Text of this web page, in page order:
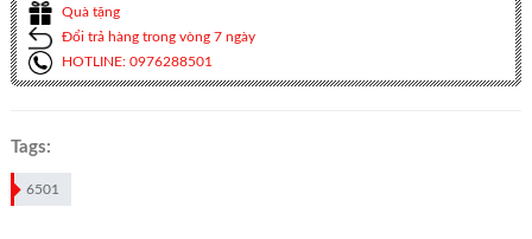
Quà tặng
Đổi trả hàng trong vòng 7 ngày
HOTLINE: 0976288501
Tags:
6501